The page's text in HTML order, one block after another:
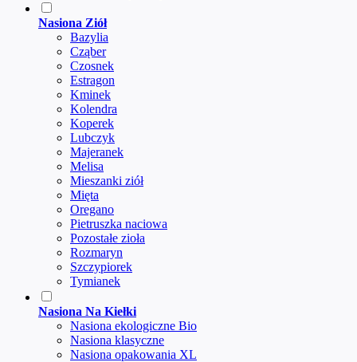
Nasiona Ziół
Bazylia
Cząber
Czosnek
Estragon
Kminek
Kolendra
Koperek
Lubczyk
Majeranek
Melisa
Mieszanki ziół
Mięta
Oregano
Pietruszka naciowa
Pozostałe zioła
Rozmaryn
Szczypiorek
Tymianek
Nasiona Na Kiełki
Nasiona ekologiczne Bio
Nasiona klasyczne
Nasiona opakowania XL